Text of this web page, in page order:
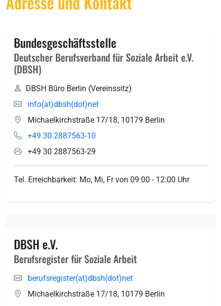
Bundesgeschäftsstelle
Deutscher Berufsverband für Soziale Arbeit e.V.
(DBSH)
DBSH Büro Berlin (Vereinssitz)
info(at)dbsh(dot)net
Michaelkirchstraße 17/18, 10179 Berlin
+49 30 2887563-10
+49 30 2887563-29
Tel. Erreichbarkeit: Mo, Mi, Fr von 09:00 - 12:00 Uhr
DBSH e.V.
Berufsregister für Soziale Arbeit
berufsregister(at)dbsh(dot)net
Michaelkirchstraße 17/18, 10179 Berlin